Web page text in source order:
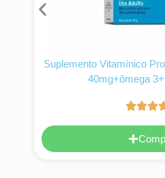
Suplemento Vitamínico
40mg+ômega